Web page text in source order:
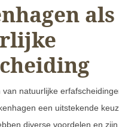
als
van natuurlijke
een uitstekende
diverse voordelen en